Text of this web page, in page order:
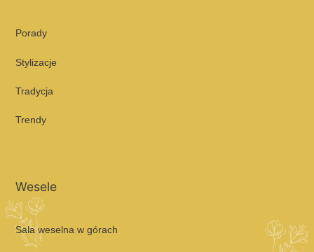
Porady
Stylizacje
Tradycja
Trendy
Wesele
Sala weselna w górach